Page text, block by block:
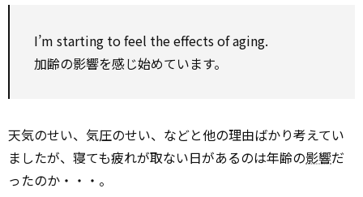
I’m starting to feel the effects of aging.
加齢の影響を感じ始めています。
天気のせい、気圧のせい、などと他の理由ばかり考えてい
ましたが、寝ても疲れが取ない日があるのは年齢の影響だ
ったのか・・・。